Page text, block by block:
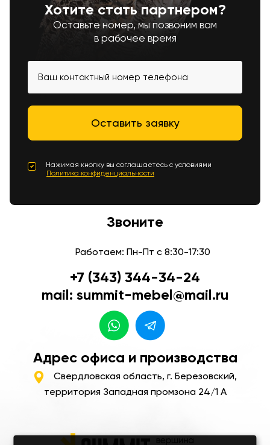
Хотите стать партнером?
Оставьте номер, мы позвоним вам
в рабочее время
Нажимая кнопку вы соглашаетесь с условиями
Политика конфиденциальности
Звоните
Работаем: Пн-Пт с 8:30-17:30
+7 (343) 344-34-24
mail: summit-mebel@mail.ru
Адрес офиса и производства
Свердловская область, г. Березовский,
территория Западная промзона 24/1 А